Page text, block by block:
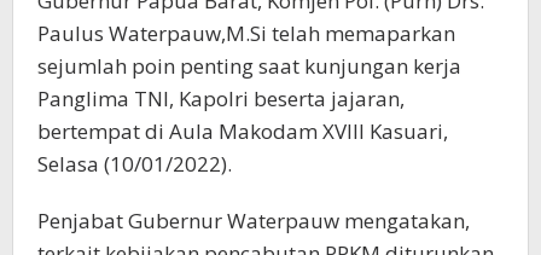
Paulus Waterpauw,M.Si telah memaparkan
sejumlah poin penting saat kunjungan kerja
Panglima TNI, Kapolri beserta jajaran,
bertempat di Aula Makodam XVIII Kasuari,
Selasa (10/01/2022).
Penjabat Gubernur Waterpauw mengatakan,